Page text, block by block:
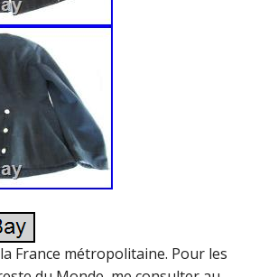
France métropolitaine. Pour les